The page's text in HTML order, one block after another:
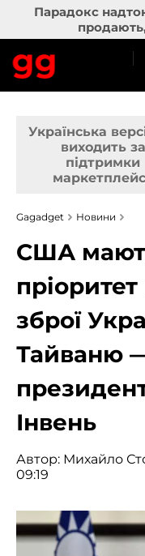
Парадокс
Українська
виходить за
підтримки
Gagadget Новини
США
зброї
Тайваню
Інвень
Автор: Михайло
09:19